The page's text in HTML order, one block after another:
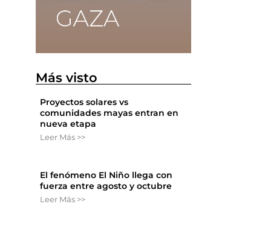
Más visto
Proyectos solares vs
comunidades mayas entran en
nueva etapa
Leer Más >>
El fenómeno El Niño llega con
fuerza entre agosto y octubre
Leer Más >>